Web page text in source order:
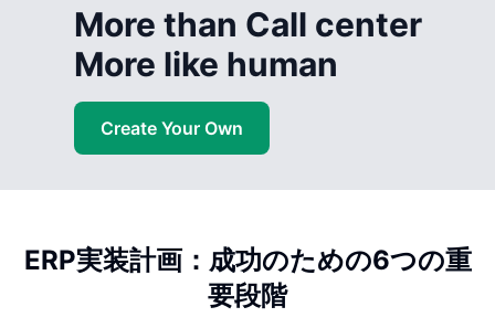
More than Call center
More like human
Create Your Own
ERP実装計画：成功のための6つの重
要段階